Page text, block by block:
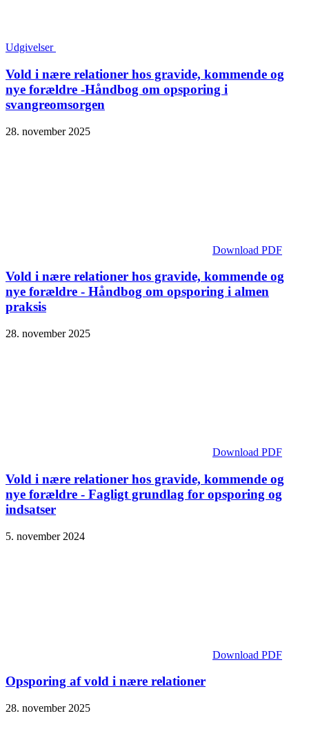
Udgivelser
Vold i nære relationer hos gravide, kommende og
nye forældre -Håndbog om opsporing i
svangreomsorgen
28. november 2025
Download PDF
Vold i nære relationer hos gravide, kommende og
nye forældre - Håndbog om opsporing i almen
praksis
28. november 2025
Download PDF
Vold i nære relationer hos gravide, kommende og
nye forældre - Fagligt grundlag for opsporing og
indsatser
5. november 2024
Download PDF
Opsporing af vold i nære relationer
28. november 2025